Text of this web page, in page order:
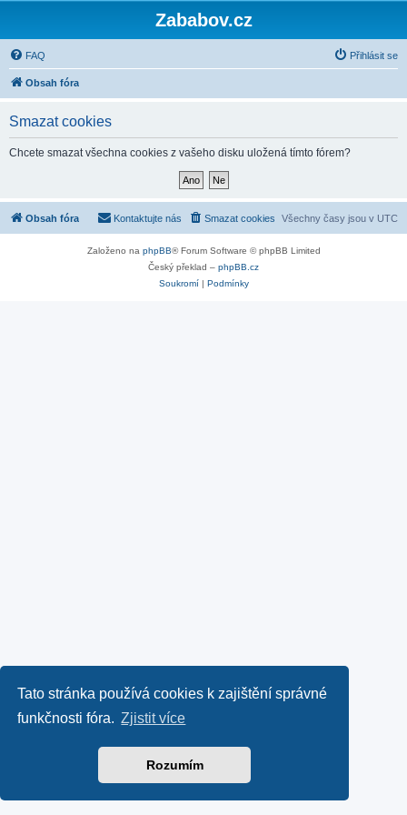
Tato stránka používá cookies k zajištění správné
funkčnosti fóra. Zjistit více
Rozumím
Zababov.cz
FAQ Přihlásit se
Obsah fóra
Smazat cookies
Chcete smazat všechna cookies z vašeho disku uložená tímto fórem?
Obsah fóra Všechny časy jsou v UTC
Smazat cookies
Kontaktujte nás
Založeno na phpBB® Forum Software © phpBB Limited
Český překlad – phpBB.cz
Soukromí| Podmínky